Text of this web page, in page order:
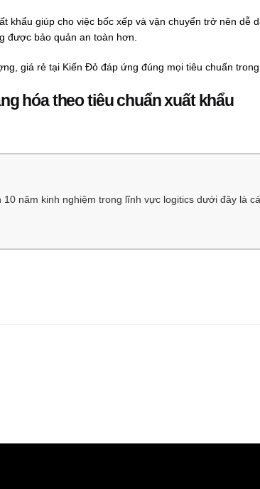
khẩu giúp cho việc bốc xếp và vận chuyển trở nên dễ
được bảo quản an toàn hơn.
giá rẻ tại Kiến Đỏ đáp ứng đúng mọi tiêu chuẩn
hóa theo tiêu chuẩn xuất khẩu
năm kinh nghiệm trong lĩnh vực logitics dưới đây là